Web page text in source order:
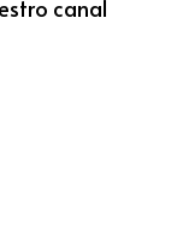
canal